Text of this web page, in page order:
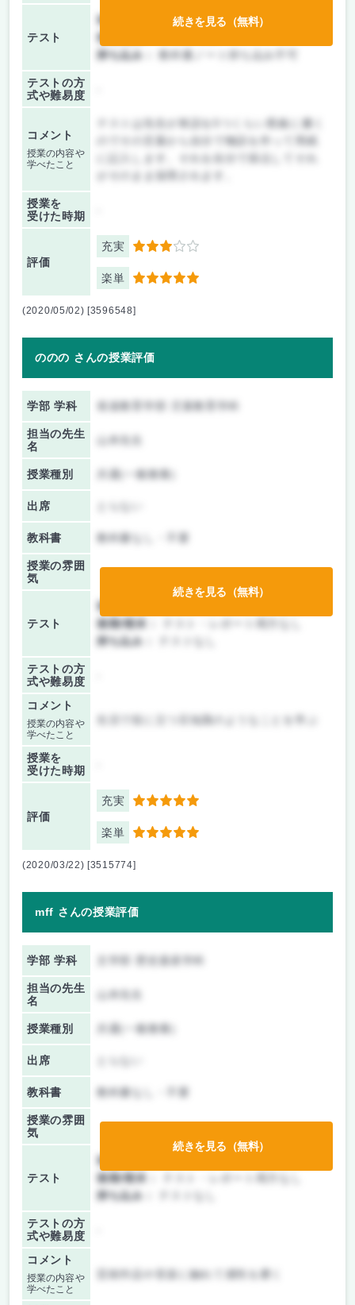
テスト
前期/中間：
テストのみ
後期/期末：
持ち込み：
教科書ノート持ち込み不可
テストの方
式や難易度
コメント
授業の内容や
学べたこと
テストは先生が単語を5つくらい黒板に書く
のでその言葉から自分で物語を作って用紙
授業を
受けた時期
評価
充実 3
楽単 5
続きを見る（無料）
(2020/05/02) [3596548]
ののの さんの授業評価
学部 学科 発達教育学部 児童教育学科
担当の先生
名
授業種別 共通(一般教養)
出席
教科書 教科書なし・不要
授業の雰囲
気
テスト
前期/中間：
後期/期末：
持ち込み：
テストの方
式や難易度
コメント
授業の内容や
学べたこと
生活で役に立つ豆知識のようなことを学ぶ
授業を
受けた時期
評価
充実 5
楽単 5
続きを見る（無料）
(2020/03/22) [3515774]
mff さんの授業評価
学部 学科
担当の先生
名
授業種別 共通(一般教養)
出席
教科書 教科書なし・不要
授業の雰囲
気
テスト
前期/中間：
後期/期末：
持ち込み：
テストの方
式や難易度
コメント
授業の内容や
学べたこと
芸術作品や音楽に触れて感性を磨く
続きを見る（無料）